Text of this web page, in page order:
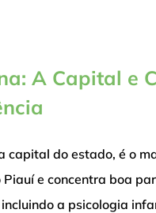
A Capital e
capital do estado, é o
Piauí e concentra boa
a psicologia